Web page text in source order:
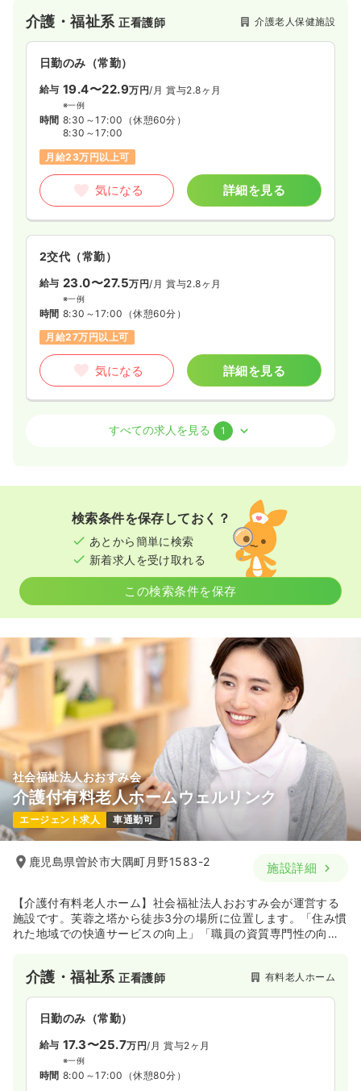
介護・福祉系正看護師 介護老人保健施設
日勤のみ（常勤）
給与 19.4〜22.9万円/月 賞与2.8ヶ月
※一例
時間 8:30～17:00 （休憩60分）
8:30～17:00
月給23万円以上可
気になる 詳細を見る
2交代（常勤）
給与 23.0〜27.5万円/月 賞与2.8ヶ月
※一例
時間 8:30～17:00 （休憩60分）
月給27万円以上可
気になる 詳細を見る
介護・福祉系正看護師 デイケア・デイサービス
8:30～17:00
気になる 詳細を見る
すべての求人を見る 1
検索条件を保存しておく？
あとから簡単に検索
新着求人を受け取れる
この検索条件を保存
社会福祉法人おおすみ会
介護付有料老人ホームウェルリンク
エージェント求人 車通勤可
鹿児島県曽於市大隅町月野1583-2 施設詳細
【介護付有料老人ホーム】社会福祉法人おおすみ会が運営する
施設です。芙蓉之塔から徒歩3分の場所に位置します。「住み慣
れた地域での快適サービスの向上」「職員の資質専門性の向
介護・福祉系正看護師 有料老人ホーム
日勤のみ（常勤）
給与 17.3〜25.7万円/月 賞与2ヶ月
※一例
時間 8:00～17:00 （休憩80分）